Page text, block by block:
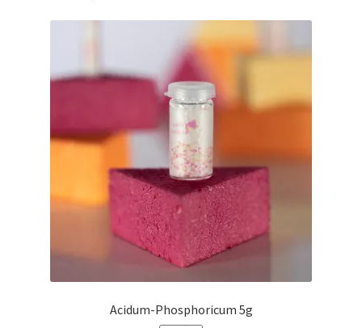
Acidum-Phosphoricum 5g